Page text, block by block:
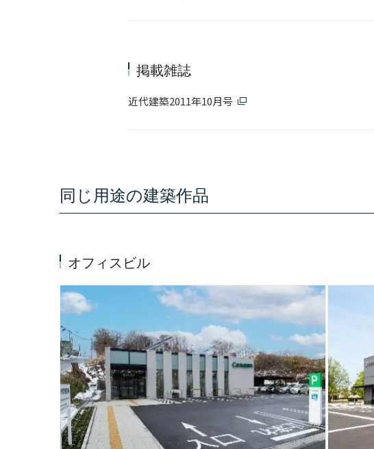
掲載雑誌
近代建築2011年10月号
同じ用途の建築作品
オフィスビル